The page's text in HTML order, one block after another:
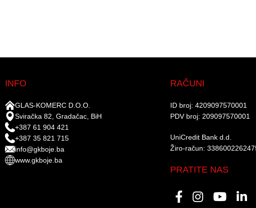
INFO
GLAS-KOMERC D.O.O.
Sviračka 82, Gradačac, BiH
+387 61 904 421
+387 35 821 715
info@gkboje.ba
www.gkboje.ba
RAČUNI
ID broj: 4209097570001​
PDV broj: 209097570001 ​
UniCredit Bank d.d.​
Žiro-račun:
PRATITE NAS